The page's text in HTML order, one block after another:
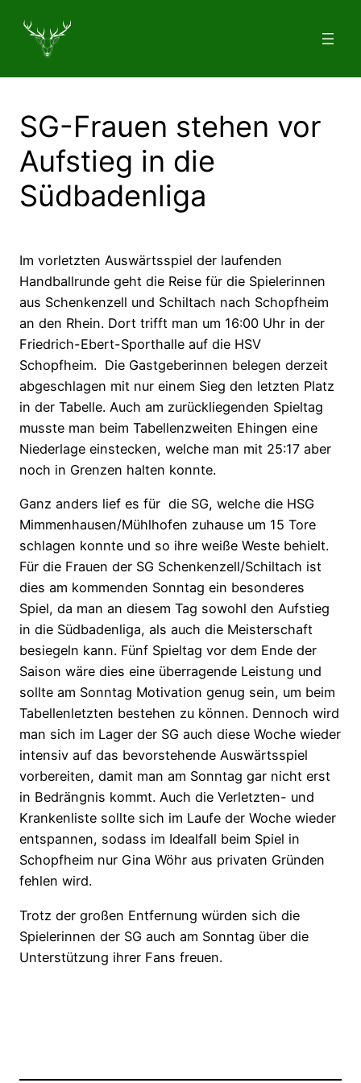
Inhalt
springen
SG-Frauen stehen vor
Aufstieg in die
Südbadenliga
Im vorletzten Auswärtsspiel der laufenden
Handballrunde geht die Reise für die Spielerinnen
aus Schenkenzell und Schiltach nach Schopfheim
an den Rhein. Dort trifft man um 16:00 Uhr in der
Friedrich-Ebert-Sporthalle auf die HSV
Schopfheim. Die Gastgeberinnen belegen derzeit
abgeschlagen mit nur einem Sieg den letzten Platz
in der Tabelle. Auch am zurückliegenden Spieltag
musste man beim Tabellenzweiten Ehingen eine
Niederlage einstecken, welche man mit 25:17 aber
noch in Grenzen halten konnte.
Ganz anders lief es für die SG, welche die HSG
Mimmenhausen/Mühlhofen zuhause um 15 Tore
schlagen konnte und so ihre weiße Weste behielt.
Für die Frauen der SG Schenkenzell/Schiltach ist
dies am kommenden Sonntag ein besonderes
Spiel, da man an diesem Tag sowohl den Aufstieg
in die Südbadenliga, als auch die Meisterschaft
besiegeln kann. Fünf Spieltag vor dem Ende der
Saison wäre dies eine überragende Leistung und
sollte am Sonntag Motivation genug sein, um beim
Tabellenletzten bestehen zu können. Dennoch wird
man sich im Lager der SG auch diese Woche wieder
intensiv auf das bevorstehende Auswärtsspiel
vorbereiten, damit man am Sonntag gar nicht erst
in Bedrängnis kommt. Auch die Verletzten- und
Krankenliste sollte sich im Laufe der Woche wieder
entspannen, sodass im Idealfall beim Spiel in
Schopfheim nur Gina Wöhr aus privaten Gründen
fehlen wird.
Trotz der großen Entfernung würden sich die
Spielerinnen der SG auch am Sonntag über die
Unterstützung ihrer Fans freuen.